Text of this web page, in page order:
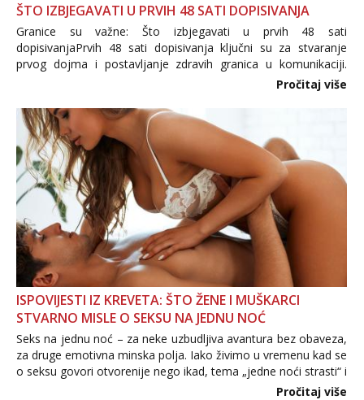
ŠTO IZBJEGAVATI U PRVIH 48 SATI DOPISIVANJA
Granice su važne: Što izbjegavati u prvih 48 sati
dopisivanjaPrvih 48 sati dopisivanja ključni su za stvaranje
prvog dojma i postavljanje zdravih granica u komunikaciji.
Važno je izbjeći prebrzo otkrivanje osobnih ili intimnih
informacija, jer nepoznata osoba još nije zaslužila to
povjerenje. Takođe...
Pročitaj više
ISPOVIJESTI IZ KREVETA: ŠTO ŽENE I MUŠKARCI
STVARNO MISLE O SEKSU NA JEDNU NOĆ
Seks na jednu noć – za neke uzbudljiva avantura bez obaveza,
za druge emotivna minska polja. Iako živimo u vremenu kad se
o seksu govori otvorenije nego ikad, tema „jedne noći strasti“ i
dalje izaziva burne rasprave. Što zapravo misle žene, a što
Pročitaj više